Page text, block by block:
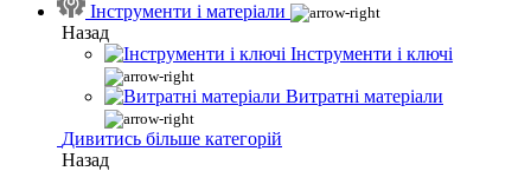
Інструменти і матеріали
Назад
Інструменти і ключі
Витратні матеріали
Дивитись більше категорій
Назад